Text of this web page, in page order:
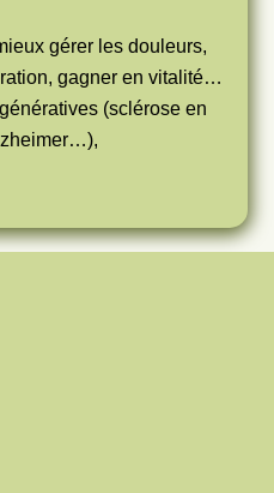
gérer les douleurs,
gagner en vitalité…
(sclérose en